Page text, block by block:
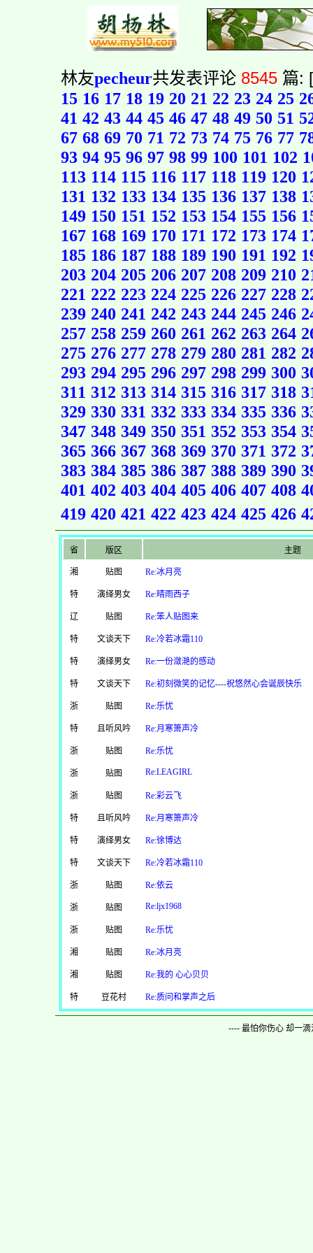
林友pecheur共发表评论 8545 篇:
15 16 17 18 19 20 21 22 23 24 25
41 42 43 44 45 46 47 48 49 50 51
67 68 69 70 71 72 73 74 75 76 77
93 94 95 96 97 98 99 100 101 102
113 114 115 116 117 118 119 120
131 132 133 134 135 136 137 138
149 150 151 152 153 154 155 156
167 168 169 170 171 172 173 174
185 186 187 188 189 190 191 192
203 204 205 206 207 208 209 210
221 222 223 224 225 226 227 228
239 240 241 242 243 244 245 246
257 258 259 260 261 262 263 264
275 276 277 278 279 280 281 282
293 294 295 296 297 298 299 300
311 312 313 314 315 316 317 318
329 330 331 332 333 334 335 336
347 348 349 350 351 352 353 354
365 366 367 368 369 370 371 372
383 384 385 386 387 388 389 390
401 402 403 404 405 406 407 408
419 420 421 422 423 424 425 426
省 版区 主题
湘 贴图 Re:冰月亮
特 演绎男女 Re:晴雨西子
辽 贴图 Re:笨人贴图来
特 文谈天下 Re:冷若冰霜110
特 演绎男女 Re:一份潋滟的感动
特 文谈天下 Re:初刻微笑的记忆----祝悠然心会诞辰快乐
浙 贴图 Re:乐忧
特 且听风吟 Re:月寒箫声冷
浙 贴图 Re:乐忧
浙 贴图 Re:LEAGIRL
浙 贴图 Re:彩云飞
特 且听风吟 Re:月寒箫声冷
特 演绎男女 Re:徐博达
特 文谈天下 Re:冷若冰霜110
浙 贴图 Re:依云
浙 贴图 Re:ljx1968
浙 贴图 Re:乐忧
湘 贴图 Re:冰月亮
湘 贴图 Re:我的 心心贝贝
特 豆花村 Re:质问和掌声之后
---- 最怕你伤心 却一